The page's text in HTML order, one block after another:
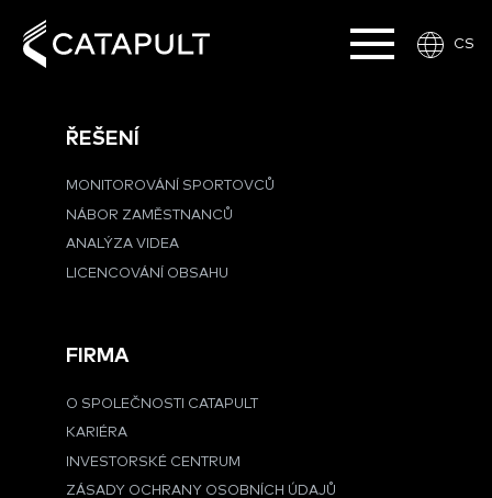
CS
ŘEŠENÍ
MONITOROVÁNÍ SPORTOVCŮ
NÁBOR ZAMĚSTNANCŮ
ANALÝZA VIDEA
LICENCOVÁNÍ OBSAHU
FIRMA
O SPOLEČNOSTI CATAPULT
KARIÉRA
INVESTORSKÉ CENTRUM
ZÁSADY OCHRANY OSOBNÍCH ÚDAJŮ